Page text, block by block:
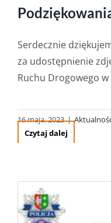
Serdecznie
za udostępnienie
Ruchu Drogowego
16 maja, 2023 |
Czytaj dalej